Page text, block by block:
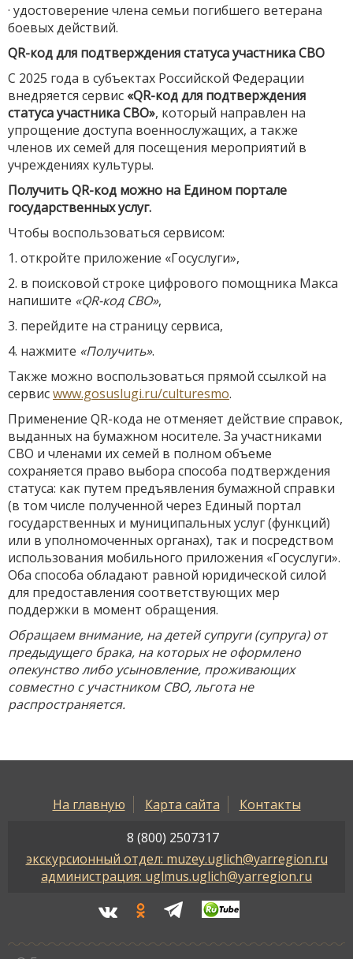
· удостоверение члена семьи погибшего ветерана
боевых действий.
QR-код для подтверждения статуса участника СВО
С 2025 года в субъектах Российской Федерации
внедряется сервис «QR-код для подтверждения
статуса участника СВО», который направлен на
упрощение доступа военнослужащих, а также
членов их семей для посещения мероприятий в
учреждениях культуры.
Получить QR-код можно на Едином портале
государственных услуг.
Чтобы воспользоваться сервисом:
1. откройте приложение «Госуслуги»,
2. в поисковой строке цифрового помощника Макса
напишите «QR-код СВО»,
3. перейдите на страницу сервиса,
4. нажмите «Получить».
Также можно воспользоваться прямой ссылкой на
сервисwww.gosuslugi.ru/culturesmo.
Применение QR-кода не отменяет действие справок,
выданных на бумажном носителе. За участниками
СВО и членами их семей в полном объеме
сохраняется право выбора способа подтверждения
статуса: как путем предъявления бумажной справки
(в том числе полученной через Единый портал
государственных и муниципальных услуг (функций)
или в уполномоченных органах), так и посредством
использования мобильного приложения «Госуслуги».
Оба способа обладают равной юридической силой
для предоставления соответствующих мер
поддержки в момент обращения.
Обращаем внимание, на детей супруги (супруга) от
предыдущего брака, на которых не оформлено
опекунство либо усыновление, проживающих
совместно с участником СВО, льгота не
распространяется.
На главную Карта сайта
Контакты
8 (800) 2507317
экскурсионный отдел: muzey.uglich@yarregion.ru
администрация: uglmus.uglich@yarregion.ru